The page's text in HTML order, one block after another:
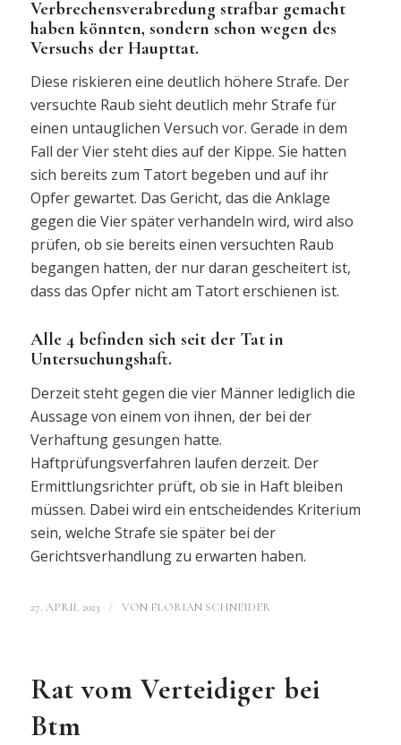
Verbrechensverabredung strafbar gemacht
haben könnten, sondern schon wegen des
Versuchs der Haupttat.
Diese riskieren eine deutlich höhere Strafe. Der
versuchte Raub sieht deutlich mehr Strafe für
einen untauglichen Versuch vor. Gerade in dem
Fall der Vier steht dies auf der Kippe. Sie hatten
sich bereits zum Tatort begeben und auf ihr
Opfer gewartet. Das Gericht, das die Anklage
gegen die Vier später verhandeln wird, wird also
prüfen, ob sie bereits einen versuchten Raub
begangen hatten, der nur daran gescheitert ist,
dass das Opfer nicht am Tatort erschienen ist.
Alle 4 befinden sich seit der Tat in
Untersuchungshaft.
Derzeit steht gegen die vier Männer lediglich die
Aussage von einem von ihnen, der bei der
Verhaftung gesungen hatte.
Haftprüfungsverfahren laufen derzeit. Der
Ermittlungsrichter prüft, ob sie in Haft bleiben
müssen. Dabei wird ein entscheidendes Kriterium
sein, welche Strafe sie später bei der
Gerichtsverhandlung zu erwarten haben.
27. APRIL 2023 / VON FLORIAN SCHNEIDER
Rat vom Verteidiger bei
Btm